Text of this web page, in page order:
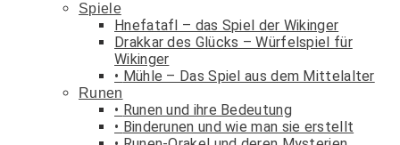
Spiele
Hnefatafl – das Spiel der Wikinger
Drakkar des Glücks – Würfelspiel für
Wikinger
Mühle – Das Spiel aus dem Mittelalter
Runen
Runen und ihre Bedeutung
Binderunen und wie man sie erstellt